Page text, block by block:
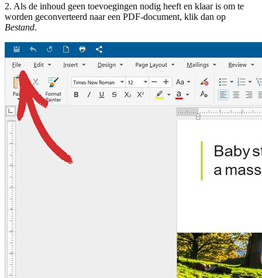
2. Als de inhoud geen toevoegingen nodig heeft en klaar is om te
worden geconverteerd naar een PDF-document, klik dan op
Bestand.